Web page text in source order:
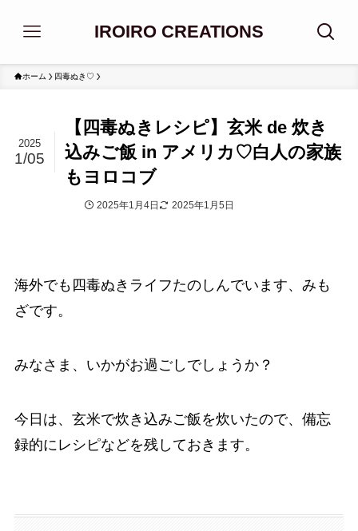
IROIRO CREATIONS
ホーム 四毒ぬき♡
【四毒ぬきレシピ】玄米 de 炊き
込みご飯 in アメリカ♡白人の家族
もヨロコブ
2025
1/05
2025年1月4日 2025年1月5日
海外でも四毒ぬきライフたのしんでいます、みも
ざです。
みなさま、いかがお過ごしでしょうか？
今日は、玄米で炊き込みご飯を炊いたので、備忘
録的にレシピなどを残しておきます。